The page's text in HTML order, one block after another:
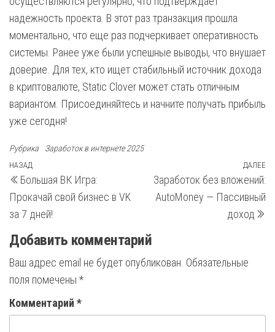
надежность проекта. В этот раз транзакция прошла
моментально, что еще раз подчеркивает оперативность
системы. Ранее уже были успешные выводы, что внушает
доверие. Для тех, кто ищет стабильный источник дохода
в криптовалюте, Static Clover может стать отличным
вариантом. Присоединяйтесь и начните получать прибыль
уже сегодня!
Рубрика Заработок в интернете 2025
Навигация
по
записям
Предыдущая
запись
НАЗАД
Большая ВК Игра:
Прокачай свой бизнес в VK
за 7 дней!
ДАЛЕЕ
Заработок без вложений:
AutoMoney — Пассивный
доход
Добавить комментарий
Ваш адрес email не будет опубликован. Обязательные
поля помечены *
Комментарий *